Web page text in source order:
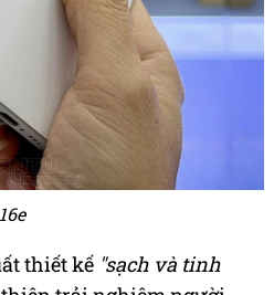
thiết kế "sạch và tinh